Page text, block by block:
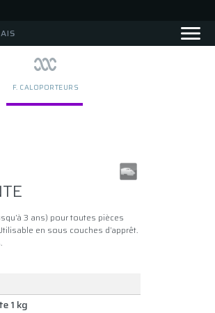
F. CALOPORTEURS
3 ans) pour toutes pièces
en sous couches d’apprêt.
1 kg